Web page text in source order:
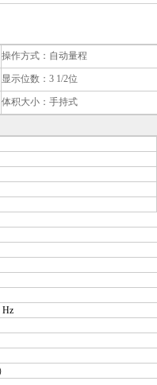
操作方式： 自动量程
显示位数： 3 1/2位
体积大小： 手持式
Hz